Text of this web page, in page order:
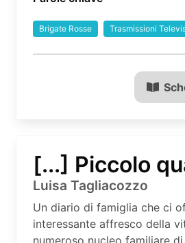
Brigate Rosse Trasmissioni
[...] Piccolo
Luisa Tagliacozzo
Un diario di famiglia che ci
interessante affresco della